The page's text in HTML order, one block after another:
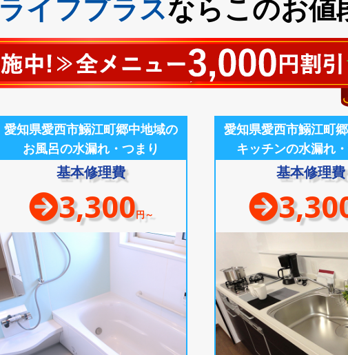
ライフプラスならこのお値
愛知県愛西市鰯江町郷中地域の
お風呂の水漏れ・つまり
基本修理費
3,300円～
愛知県愛西市鰯江町
キッチンの水漏れ
基本修理費